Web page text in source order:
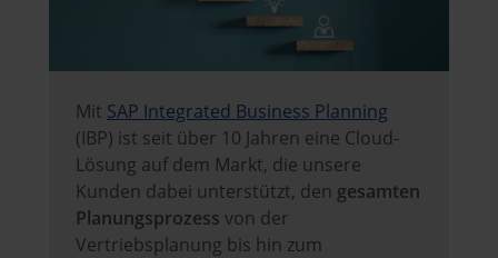
Mit SAP Integrated Business Planning
(IBP) ist seit über 10 Jahren eine Cloud-
Lösung auf dem Markt, die unsere
Kunden dabei unterstützt, den gesamten
Planungsprozess von der
Vertriebsplanung bis hin zum